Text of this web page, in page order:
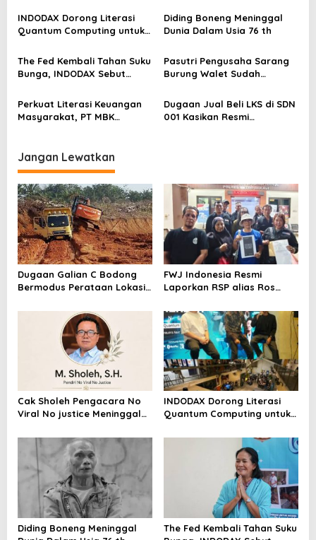
p
s
INDODAX Dorong Literasi
Quantum Computing untuk
Blockchain
Diding Boneng Meninggal
Dunia Dalam Usia 76 th
The Fed Kembali Tahan Suku
Bunga, INDODAX Sebut
Sentimen Pasar
Pasutri Pengusaha Sarang
Burung Walet Sudah
Pelapor Desak Polda Jambi
Segera Lakukan Penahanan
Perkuat Literasi Keuangan
Masyarakat, PT MBK
Dugaan Jual Beli LKS di SDN
001 Kasikan Resmi
Jangan Lewatkan
Dugaan Galian C Bodong
Bermodus Perataan Lokasi
Riau Akan Tinjauan Lokasi
FWJ Indonesia Resmi
Laporkan RSP alias Ros
Cak Sholeh Pengacara No
Viral No justice Meninggal
INDODAX Dorong Literasi
Quantum Computing untuk
Blockchain
Diding Boneng Meninggal
The Fed Kembali Tahan Suku